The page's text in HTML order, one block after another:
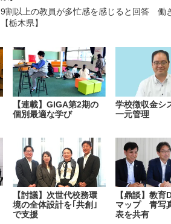
9割以上の教員が多忙感を感じると回答 働
【栃木県】
【連載】GIGA第2期の
個別最適な学び
学校徴収金シ
一元管理
【討議】次世代校務環
境の全体設計を｢共創｣
で支援
【鼎談】教育
マップ 青写
表を共有